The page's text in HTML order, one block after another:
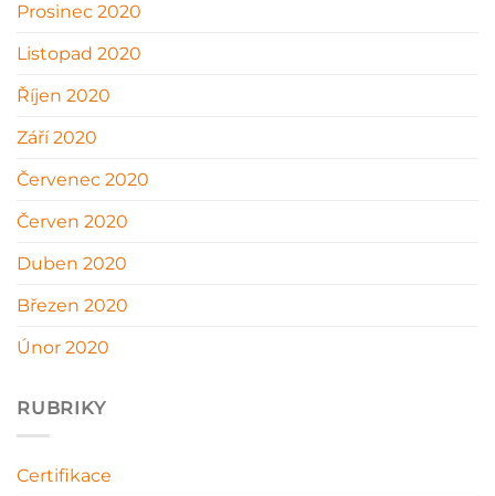
Prosinec 2020
Listopad 2020
Říjen 2020
Září 2020
Červenec 2020
Červen 2020
Duben 2020
Březen 2020
Únor 2020
RUBRIKY
Certifikace